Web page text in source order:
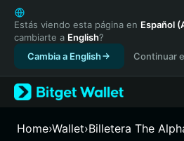
English
日本語
Tiếng Việt
Русский
Español (Latinoamérica)
Türkçe
Français
Estás viendo esta página en Español
cambiarte a English?
Cambia a English
Continuar
Home›Wallet›Billetera The